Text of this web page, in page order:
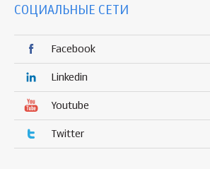
СОЦИАЛЬНЫЕ СЕТИ
Facebook
Linkedin
Youtube
Twitter